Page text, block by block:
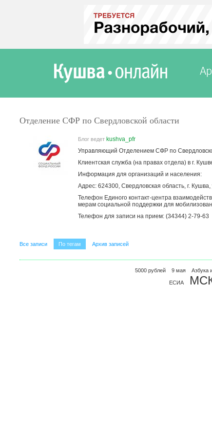
Отделение СФР по Свердловской области
Блог ведет kushva_pfr
Управляющий Отделением СФР по
Клиентская служба (на правах отдела) в г.
Информация для организаций и населения:
Адрес: 624300, Свердловская область, г.
Телефон Единого контакт-центра
мерам социальной поддержки для
Телефон для записи на прием: (34344) 2-79-63
Все записи По тегам Архив записей
5000 рублей 9 мая Азбука
ЕСИА